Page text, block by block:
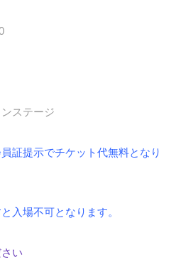
ステージ
証提示でチケット代無料となり
入場不可となります。
い